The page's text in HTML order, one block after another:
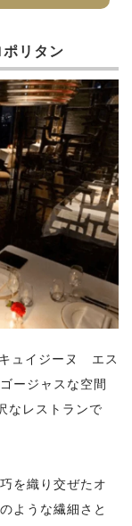
リタン
ュイジーヌ エス
ージャスな空間
なレストランで
を織り交ぜたオ
ような繊細さと